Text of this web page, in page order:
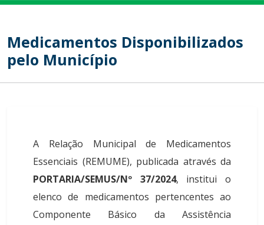
Medicamentos Disponibilizados
pelo Município
A Relação Municipal de Medicamentos
Essenciais (REMUME), publicada através da
PORTARIA/SEMUS/Nº 37/2024, institui o
elenco de medicamentos pertencentes ao
Componente Básico da Assistência